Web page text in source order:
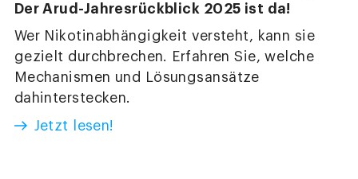
Der Arud-Jahresrückblick 2025 ist da!
Wer Nikotinabhängigkeit versteht, kann sie
gezielt durchbrechen. Erfahren Sie, welche
Mechanismen und Lösungsansätze
dahinterstecken.
Jetzt lesen!